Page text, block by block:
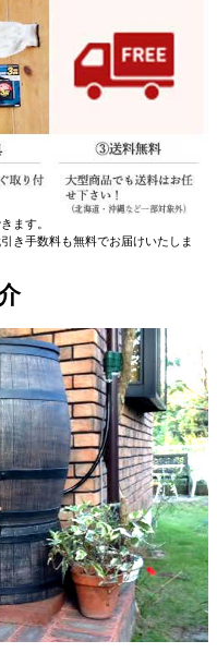
ます。
き手数料も無料でお届けいたしま